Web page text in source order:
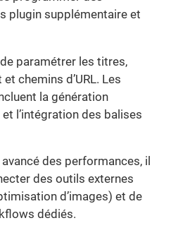
plugin supplémentaire et
paramétrer les titres,
chemins d’URL. Les
la génération
l’intégration des balises
des performances, il
des outils externes
d’images) et de
dédiés.